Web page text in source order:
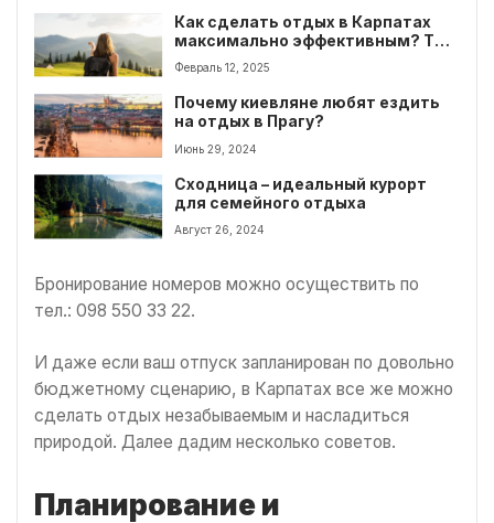
Как сделать отдых в Карпатах
максимально эффективным? ТОП
советов
Февраль 12, 2025
Почему киевляне любят ездить
на отдых в Прагу?
Июнь 29, 2024
Сходница – идеальный курорт
для семейного отдыха
Август 26, 2024
Бронирование номеров можно осуществить по
тел.: 098 550 33 22.
И даже если ваш отпуск запланирован по довольно
бюджетному сценарию, в Карпатах все же можно
сделать отдых незабываемым и насладиться
природой. Далее дадим несколько советов.
Планирование и